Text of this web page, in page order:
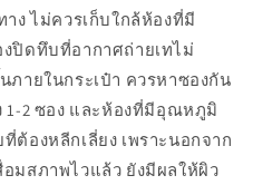
าง ไม่ควรเก็บใกล้ห้องที่มี
ปิดทึบที่อากาศถ่ายเทไม่
ภายในกระเป๋า ควรหาซองกัน
1-2 ซอง และห้องที่มีอุณหภูมิ
ต้องหลีกเลี่ยง เพราะนอกจาก
มสภาพไวแล้ว ยังมีผลให้ผิว